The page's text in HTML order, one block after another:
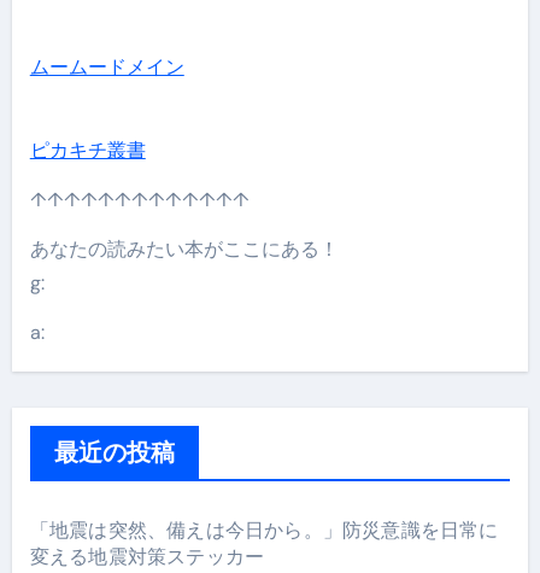
ムームードメイン
ピカキチ叢書
↑↑↑↑↑↑↑↑↑↑↑↑↑
あなたの読みたい本がここにある！
g:
a:
最近の投稿
「地震は突然、備えは今日から。」防災意識を日常に
変える地震対策ステッカー